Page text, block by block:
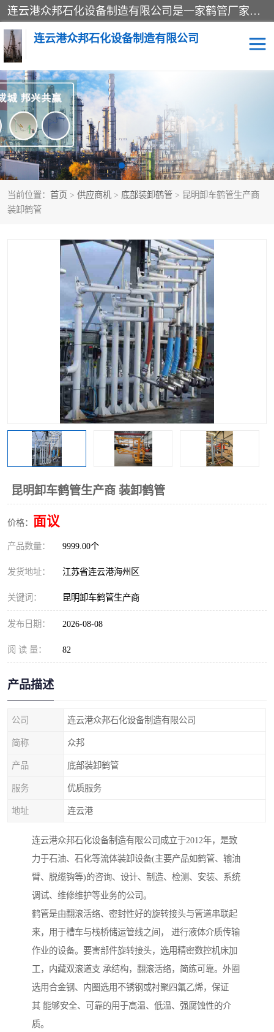
连云港众邦石化设备制造有限公司是一家鹤管厂家主营：鹤管、装车鹤管等，是致力于石油、石化等流体装卸设备(主要产品如鹤管、输油臂、脱缆钩等)的咨询、设计、制造、检测、安装指导、系统调试、维修维护等业务的公司。
连云港众邦石化设备制造有限公司
当前位置： 首页 > 供应商机 > 底部装卸鹤管 > 昆明卸车鹤管生产商
装卸鹤管
昆明卸车鹤管生产商 装卸鹤管
价格： 面议
产品数量： 9999.00个
发货地址： 江苏省连云港海州区
关键词： 昆明卸车鹤管生产商
发布日期： 2026-08-08
阅 读 量： 82
产品描述
公司 连云港众邦石化设备制造有限公司
简称 众邦
产品 底部装卸鹤管
服务 优质服务
地址 连云港
连云港众邦石化设备制造有限公司成立于2012年，是致
力于石油、石化等流体装卸设备(主要产品如鹤管、输油
臂、脱缆钩等)的咨询、设计、制造、检测、安装、系统
调试、维修维护等业务的公司。
鹤管是由翻滚活络、密封性好的旋转接头与管道串联起
来，用于槽车与栈桥储运管线之间， 进行液体介质传输
作业的设备。要害部件旋转接头，选用精密数控机床加
工，内藏双滚道支 承结构，翻滚活络，简练可靠。外圈
选用合金钢、内圈选用不锈钢或衬聚四氟乙烯，保证
其 能够安全、可靠的用于高温、低温、强腐蚀性的介
质。
鹤管 顶部装卸鹤管
底部装卸鹤管 LNG低温鹤管
液氨鹤管 液化气鹤管
鹤管配件 活动梯栈台
撬装系统设备 装车鹤管